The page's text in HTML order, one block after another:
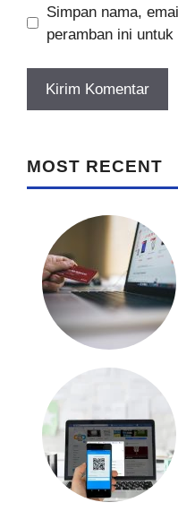
Simpan nama,
peramban ini
MOST RECENT